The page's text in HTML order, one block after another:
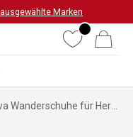
ausgewählte Marken
WunschlisteWarenkorb